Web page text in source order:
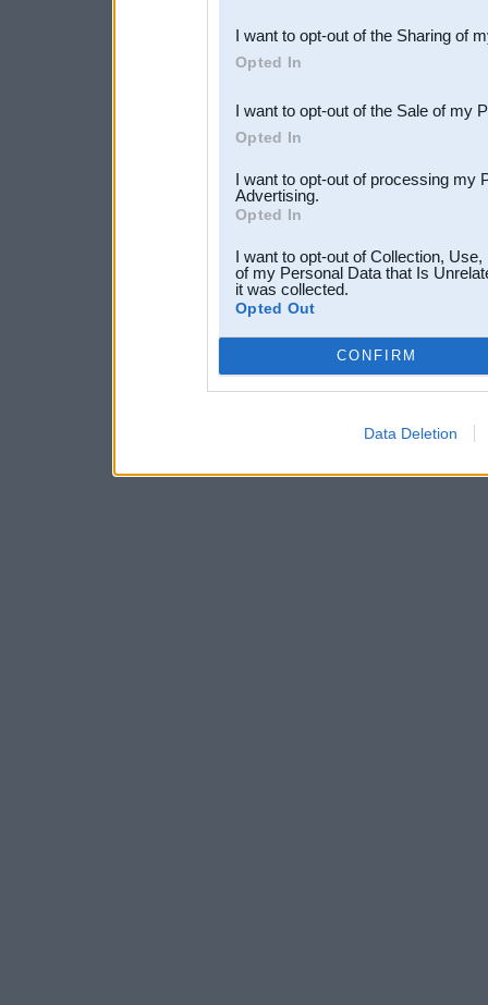
Downstream Participants
third parties.
I want to opt-out of the Sharing of
Opted In
I want to opt-out of the Sale of my
Opted In
I want to opt-out of processing my
Advertising.
Opted In
I want to opt-out of Collection,
of my Personal Data that Is
it was collected.
Opted Out
CONFIRM
Data Deletion